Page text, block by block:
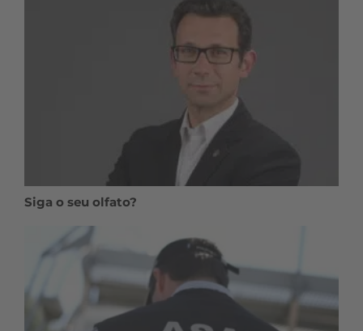
Siga o seu olfato?